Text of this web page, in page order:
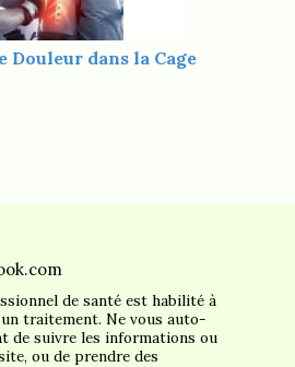
Douleur dans la Cage
de santé est habilité à
traitement. Ne vous auto-
de suivre les informations ou
ou de prendre des